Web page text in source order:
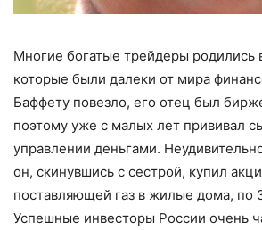
Многие богатые трейдеры родились
которые были далеки от мира
Баффету повезло, его отец был
поэтому уже с малых лет прививал
управлении деньгами.
он, скинувшись с сестрой, купил
поставляющей газ в жилые дома, по
Успешные инвесторы России очень